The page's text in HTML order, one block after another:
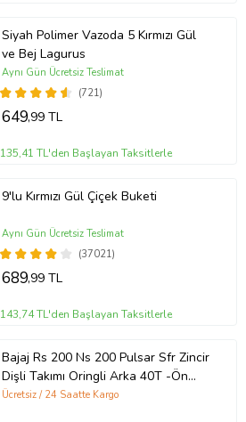
Siyah Polimer Vazoda 5 Kırmızı Gül
ve Bej Lagurus
(721)
Aynı Gün Ücretsiz Teslimat
649,99 TL
135,41 TL'den Başlayan Taksitlerle
9'lu Kırmızı Gül Çiçek Buketi
(37021)
Aynı Gün Ücretsiz Teslimat
689,99 TL
143,74 TL'den Başlayan Taksitlerle
Bajaj Rs 200 Ns 200 Pulsar Sfr Zincir
Dişli Takımı Oringli Arka 40T -Ön
14T 108 Bakla Supermto
Ücretsiz / 24 Saatte Kargo